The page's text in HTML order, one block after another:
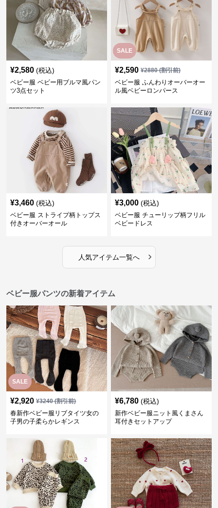
¥2,580 (税込)
ベビー服 ベビー用ブルマ風パン
ツ3点セット
SALE
¥2,590 ¥2880(割引前)
ベビー服 ふんわりオーバーオー
ル風ベビーロンパース
¥3,460 (税込)
ベビー服 ストライプ柄トップス
付きオーバーオール
¥3,000 (税込)
ベビー服 チューリップ柄フリル
ベビードレス
人気アイテム一覧へ ›
ベビー服パンツの新着アイテム
SALE
¥2,920 ¥3240(割引前)
春新作ベビー服リブタイツ女の
子男の子柔らかレギンス
¥6,780 (税込)
新作ベビー服ニット風くまさん
耳付きセットアップ